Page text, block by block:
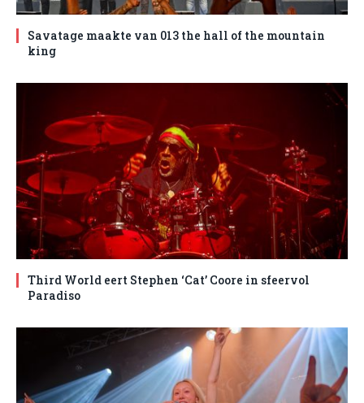
Savatage maakte van 013 the hall of the mountain
king
Third World eert Stephen ‘Cat’ Coore in sfeervol
Paradiso